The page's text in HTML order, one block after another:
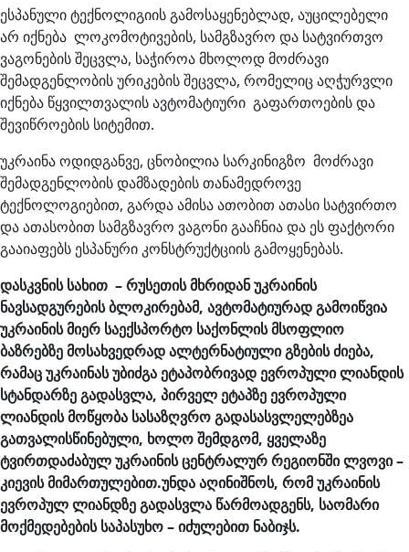
ესპანული ტექნოლიგიის გამოსაყენებლად, აუცილებელი
არ იქნება ლოკომოტივების, სამგზავრო და სატვირთვო
ვაგონების შეცვლა, საჭიროა მხოლოდ მოძრავი
შემადგენლობის ურიკების შეცვლა, რომელიც აღჭურვლი
იქნება წყვილთვალის ავტომატიური გაფართოების და
შევიწროების სიტემით.
უკრაინა ოდიდგანვე, ცნობილია სარკინიგზო მოძრავი
შემადგენლობის დამზადების თანამედროვე
ტექნოლოგიებით, გარდა ამისა ათობით ათასი სატვირთო
და ათასობით სამგზავრო ვაგონი გააჩნია და ეს ფაქტორი
გააიაფებს ესპანური კონსტრუქტციის გამოყენებას.
დასკვნის სახით – რუსეთის მხრიდან უკრაინის
ნავსადგურების ბლოკირებამ, ავტომატიურად გამოიწვია
უკრაინის მიერ საექსპორტო საქონლის მსოფლიო
ბაზრებზე მოსახვედრად ალტერნატიული გზების ძიება,
რამაც უკრაინას უბიძგა ეტაპობრივად ევროპული ლიანდის
სტანდარზე გადასვლა, პირველ ეტაპზე ევროპული
ლიანდის მოწყობა სასაზღვრო გადასასვლელებზეა
გათვალისწინებული, ხოლო შემდგომ, ყველაზე
ტვირთდაძაბულ უკრაინის ცენტრალურ რეგიონში ლვოვი –
კიევის მიმართულებით.უნდა აღინიშნოს, რომ უკრაინის
ევროპულ ლიანდზე გადასვლა წარმოადგენს, საომარი
მოქმედებების საპასუხო – იძულებით ნაბიჯს.